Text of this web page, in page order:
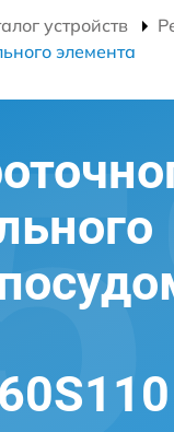
устройств
элемента